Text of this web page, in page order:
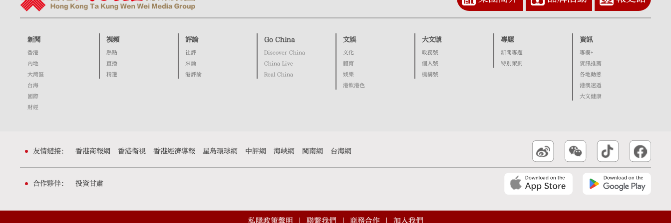
新聞
香港
內地
大灣區
台海
國際
財經
視頻
熱點
直播
精選
評論
社評
來論
港評論
Go China
Discover China
China Live
Real China
文娛
文化
體育
娛樂
港飲港色
大文號
政務號
個人號
機構號
專題
新聞專題
特別策劃
資訊
專欄+
資訊推薦
各地動態
港澳速遞
大文健康
友情鏈接： 香港商報網 香港衛視 香港經濟導報 星島環球網 中評網 海峽網 閩南網 台海網
合作夥伴： 投資甘肅
私隱政策聲明 聯繫我們 商務合作 加入我們